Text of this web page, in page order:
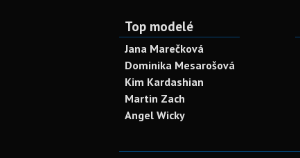
Top modelé
Jana Marečková
Dominika Mesarošová
Kim Kardashian
Martin Zach
Angel Wicky